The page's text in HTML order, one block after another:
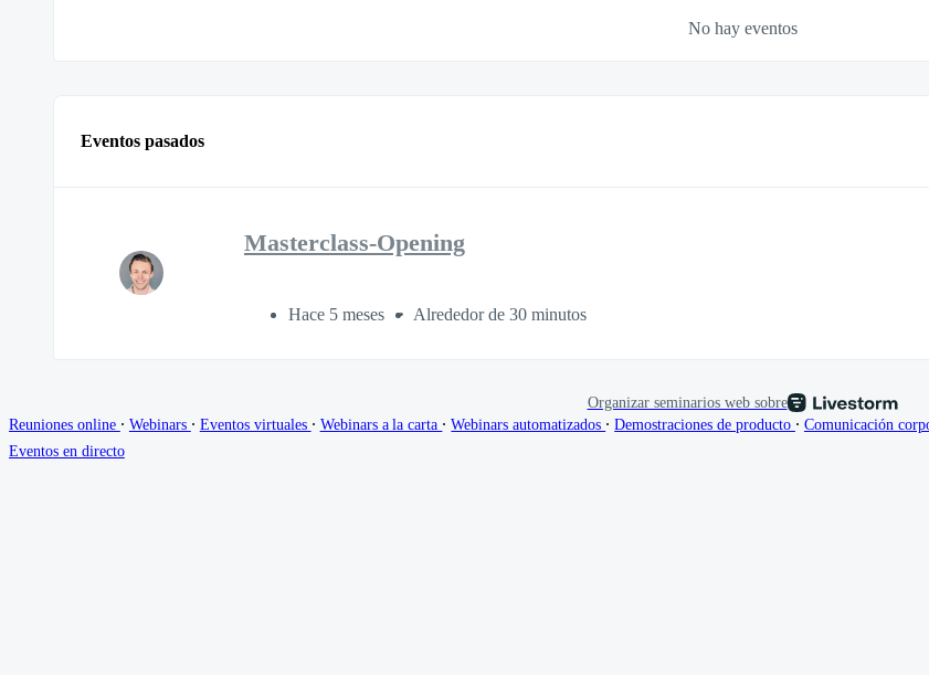
No hay eventos
Eventos pasados
Masterclass-Opening
Hace 5 meses Alrededor de 30 minutos
Organizar seminarios web sobre
Reuniones online ∙ Webinars ∙ Eventos virtuales ∙ Webinars a la carta ∙ Webinars automatizados ∙ Demostraciones de producto ∙ Comunicación
Eventos en directo